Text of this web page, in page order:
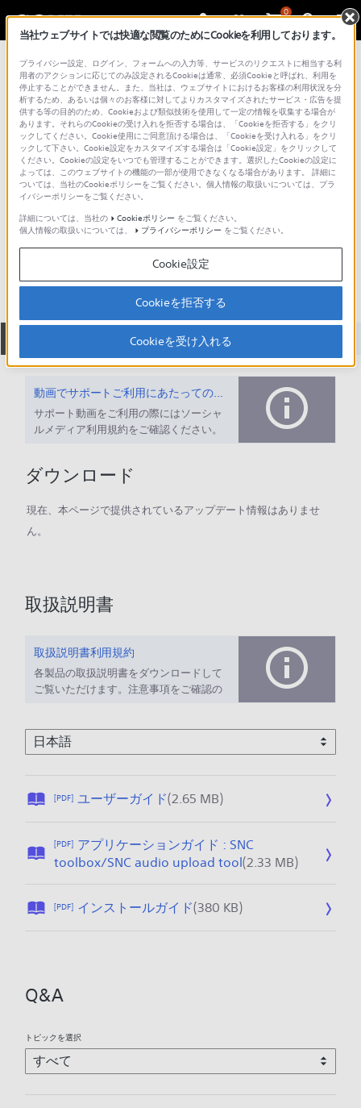
0
総合サポート・お問い合わせ ミニドーム
SNC-VM641
ダウンロード 取扱説明書
動画でサポートご利用にあたってのお願い
サポート動画をご利用の際にはソーシャ
ルメディア利用規約をご確認ください。
ダウンロード
現在、本ページで提供されているアップデート情報はありませ
ん。
取扱説明書
取扱説明書利用規約
各製品の取扱説明書をダウンロードして
ご覧いただけます。注意事項をご確認の
[PDF] ユーザーガイド(2.65 MB)公
:
2
0
1
[PDF] アプリケーションガイド : SNC
toolbox/SNC audio upload tool(2.33 MB)公
2
2
2
[PDF] インストールガイド(380 KB)公
/
Q&A
トピックを選択
当社ウェブサイトでは快適な閲覧のためにCookieを利用しております。
プライバシー設定、ログイン、フォームへの入力等、サービスのリクエストに相当する利
用者のアクションに応じてのみ設定されるCookieは通常、必須Cookieと呼ばれ、利用を
停止することができません。また、当社は、ウェブサイトにおけるお客様の利用状況を分
析するため、あるいは個々のお客様に対してよりカスタマイズされたサービス・広告を提
供する等の目的のため、Cookieおよび類似技術を使用して一定の情報を収集する場合が
あります。それらのCookieの受け入れを拒否する場合は、「Cookieを拒否する」をクリ
ックしてください。Cookie使用にご同意頂ける場合は、「Cookieを受け入れる」をクリ
ックして下さい。Cookie設定をカスタマイズする場合は「Cookie設定」をクリックして
ください。Cookieの設定をいつでも管理することができます。選択したCookieの設定に
よっては、このウェブサイトの機能の一部が使用できなくなる場合があります。 詳細に
ついては、当社のCookieポリシーをご覧ください。個人情報の取扱いについては、プラ
イバシーポリシーをご覧ください。
詳細については、当社の
Cookieポリシー をご覧ください。
個人情報の取扱いについては、
プライバシーポリシー をご覧ください。
Cookie設定
Cookieを拒否する
Cookieを受け入れる